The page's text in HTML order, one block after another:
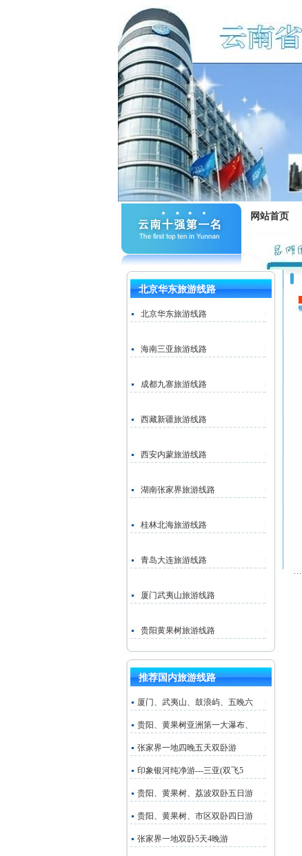
网站首页
北京华东旅游线路
北京华东旅游线路
海南三亚旅游线路
成都九寨旅游线路
西藏新疆旅游线路
西安内蒙旅游线路
湖南张家界旅游线路
桂林北海旅游线路
青岛大连旅游线路
厦门武夷山旅游线路
贵阳黄果树旅游线路
推荐国内旅游线路
厦门、武夷山、鼓浪屿、五晚六
贵阳、黄果树亚洲第一大瀑布、
张家界一地四晚五天双卧游
印象银河纯净游---三亚(双飞5
贵阳、黄果树、荔波双卧五日游
贵阳、黄果树、市区双卧四日游
张家界一地双卧5天4晚游